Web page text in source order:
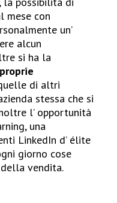
mese con
un’
alcun
si ha la
di altri
stessa che si
l’ opportunità
una
LinkedIn d’ élite
giorno cose
vendita.